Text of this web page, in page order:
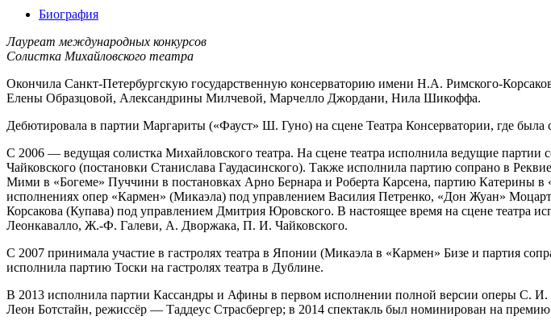
Биография
Лауреат международных конкурсов
Солистка Михайловского театра
Окончила Санкт-Петербургскую государственную консерваторию имени Н.А. Римского-
Елены Образцовой, Александрины Милчевой, Марчелло Джордани, Нила Шикоффа.
Дебютировала в партии Маргариты («Фауст» Ш. Гуно) на сцене Театра Консерватории, где была
С 2006 — ведущая солистка Михайловского театра. На сцене театра исполнила ведущие
Чайковского (постановки Станислава Гаудасинского). Также исполнила партию сопрано в
Мими в «Богеме» Пуччини в постановках Арно Бернара и Роберта Карсена, партию Катерины в
исполнениях опер «Кармен» (Микаэла) под управлением Василия Петренко, «Дон Жуан»
Корсакова (Купава) под управлением Дмитрия Юровского. В настоящее время на сцене театра
Леонкавалло, Ж.-Ф. Галеви, А. Дворжака, П. И. Чайковского.
С 2007 принимала участие в гастролях театра в Японии (Микаэла в «Кармен» Бизе и партия
исполнила партию Тоски на гастролях театра в Дублине.
В 2013 исполнила партии Кассандры и Афины в первом исполнении полной версии оперы С. И.
Леон Ботстайн, режиссёр — Таддеус Страсбергер; в 2014 спектакль был номинирован на